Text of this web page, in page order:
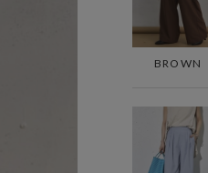
BROWN